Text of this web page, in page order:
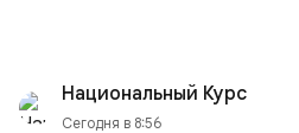
Национальный Курс
Сегодня в 8:56